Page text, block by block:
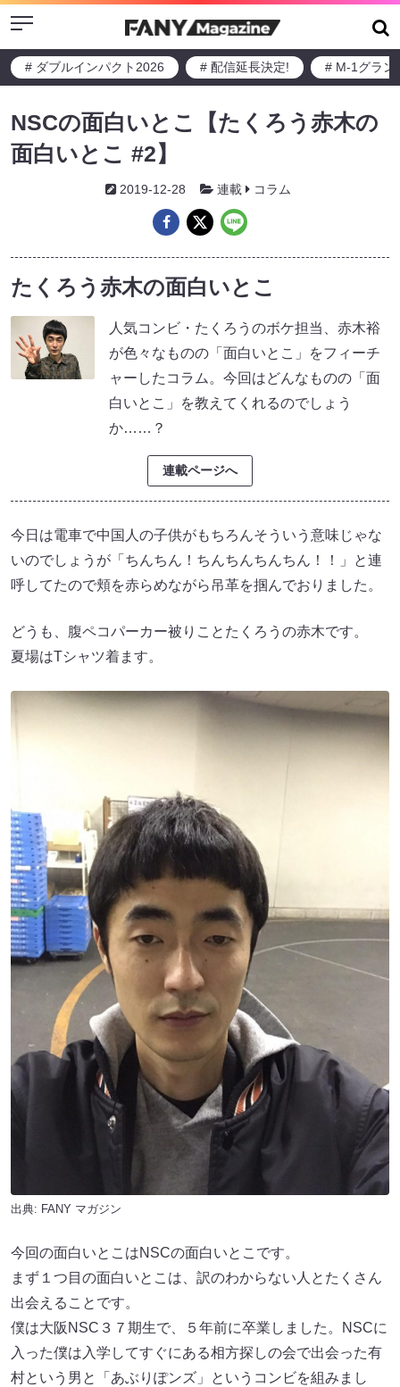
Menu
# ダブルインパクト2026 # 配信延長決定! # M-1グラン
NSCの面白いとこ【たくろう赤木の
面白いとこ #2】
2019-12-28 連載 コラム
たくろう赤木の面白いとこ
人気コンビ・たくろうのボケ担当、赤木裕
が色々なものの「面白いとこ」をフィーチ
ャーしたコラム。今回はどんなものの「面
白いとこ」を教えてくれるのでしょう
か……？
連載ページへ
今日は電車で中国人の子供がもちろんそういう意味じゃな
いのでしょうが「ちんちん！ちんちんちんちん！！」と連
呼してたので頬を赤らめながら吊革を掴んでおりました。
どうも、腹ペコパーカー被りことたくろうの赤木です。
夏場はTシャツ着ます。
出典: FANY マガジン
今回の面白いとこはNSCの面白いとこです。
まず１つ目の面白いとこは、訳のわからない人とたくさん
出会えることです。
僕は大阪NSC３７期生で、５年前に卒業しました。NSCに
入った僕は入学してすぐにある相方探しの会で出会った有
村という男と「あぶりぽンズ」というコンビを組みまし